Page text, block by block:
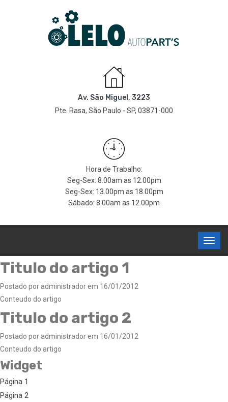
Av. São Miguel, 3223
Pte. Rasa, São Paulo - SP, 03871-000
Hora de Trabalho:
Seg-Sex: 8.00am as 12.00pm
Seg-Sex: 13.00pm as 18.00pm
Sábado: 8.00am as 12.00pm
Titulo do artigo 1
Postado por administrador em 16/01/2012
Conteudo do artigo
Titulo do artigo 2
Postado por administrador em 16/01/2012
Conteudo do artigo
Widget
Página 1
Página 2